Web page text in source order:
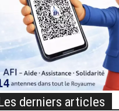
derniers articles